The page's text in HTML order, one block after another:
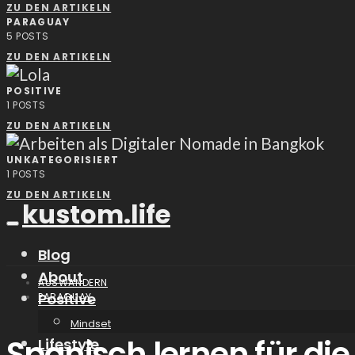
ZU DEN ARTIKELN
PARAGUAY
5 POSTS
ZU DEN ARTIKELN
POSITIVE
1 POSTS
ZU DEN ARTIKELN
UNKATEGORISIERT
1 POSTS
ZU DEN ARTIKELN
kustom.life
Blog
About
Positive
Mindset
Lifestyle
AUSWANDERN
PARAGUAY